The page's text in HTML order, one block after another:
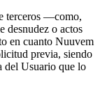
terceros —como,
desnudez o actos
en cuanto Nuuvem
previa, siendo
del Usuario que lo